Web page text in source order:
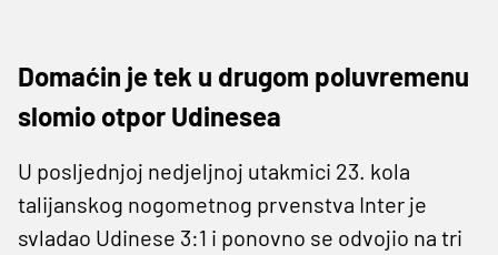
Domaćin je tek u drugom poluvremenu
slomio otpor Udinesea
U posljednjoj nedjeljnoj utakmici 23. kola
talijanskog nogometnog prvenstva Inter je
svladao Udinese 3:1 i ponovno se odvojio na tri